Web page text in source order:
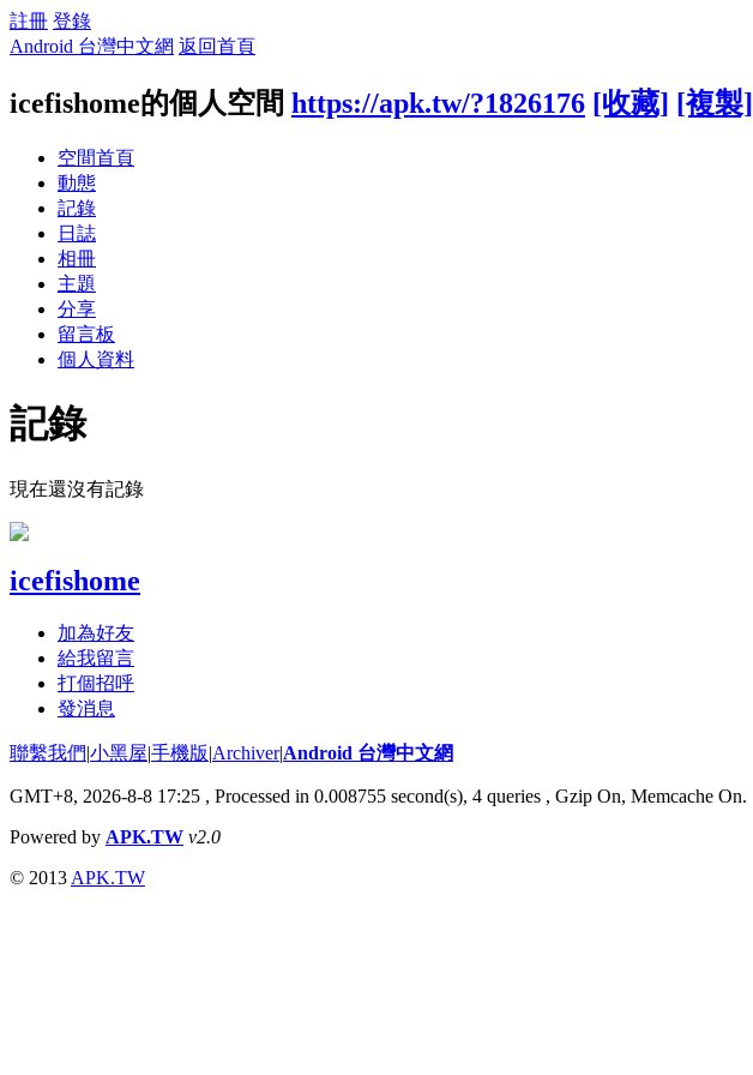
註冊 登錄
Android 台灣中文網 返回首頁
icefishome的個人空間 https://apk.tw/?1826176 [收藏] [複製]
空間首頁
動態
記錄
日誌
相冊
主題
分享
留言板
個人資料
記錄
現在還沒有記錄
icefishome
加為好友
給我留言
打個招呼
發消息
聯繫我們|小黑屋|手機版|Archiver|Android 台灣中文網
GMT+8, 2026-8-8 17:25 , Processed in 0.008755 second(s), 4 queries , Gzip On, Memcache On.
Powered by APK.TW v2.0
© 2013 APK.TW